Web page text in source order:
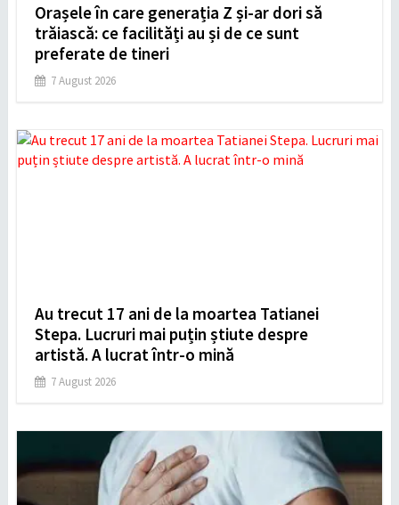
Orașele în care generația Z și-ar dori să
trăiască: ce facilități au și de ce sunt
preferate de tineri
7 August 2026
Au trecut 17 ani de la moartea Tatianei
Stepa. Lucruri mai puțin știute despre
artistă. A lucrat într-o mină
7 August 2026